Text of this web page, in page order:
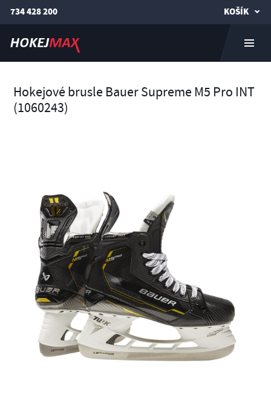
734 428 200 KOŠÍK
Hokejové brusle Bauer Supreme M5 Pro INT
(1060243)